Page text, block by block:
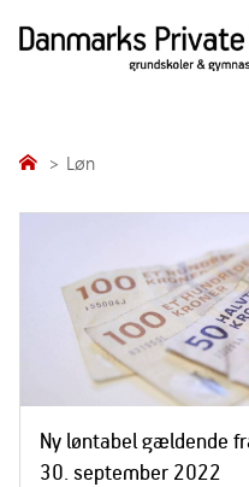
Løn
Ny løntabel gældende
30. september 2022